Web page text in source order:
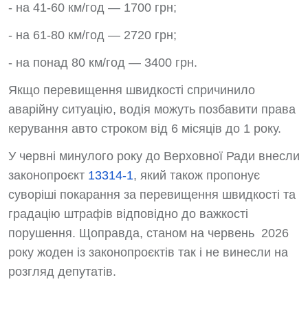
- на 41-60 км/год — 1700 грн;
- на 61-80 км/год — 2720 грн;
- на понад 80 км/год — 3400 грн.
Якщо перевищення швидкості спричинило
аварійну ситуацію, водія можуть позбавити права
керування авто строком від 6 місяців до 1 року.
У червні минулого року до Верховної Ради внесли
законопроєкт 13314-1, який також пропонує
суворіші покарання за перевищення швидкості та
градацію штрафів відповідно до важкості
порушення. Щоправда, станом на червень 2026
року жоден із законопроєктів так і не винесли на
розгляд депутатів.